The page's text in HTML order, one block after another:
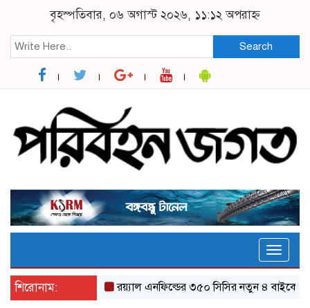
বৃহস্পতিবার, ০৬ অগাস্ট ২০২৬, ১১:১২ অপরাহ্ন
Search
Toggle
শিরোনাম:
র‌য়্যাল এনফিল্ডের ৩৫০ সিসির নতুন ৪ বাইকের যত